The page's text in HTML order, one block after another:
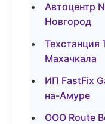
Автоцентр
Новгород
Техстанция
Махачкала
ИП FastFix
на-Амуре
ООО Route